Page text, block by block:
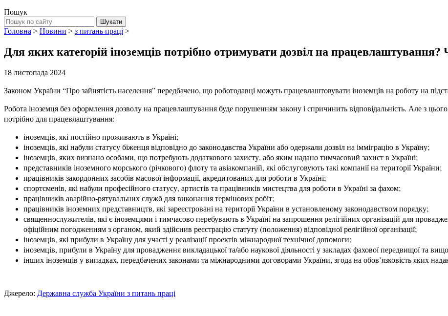
Пошук
Головна > Новини > з питань праці >
Для яких категорій іноземців потрібно отримувати дозвіл на
18 листопада 2024
Законом України “Про зайнятість населення” передбачено, що роботодавці можуть працевлаштовувати іноземців на роботу на
Робота іноземця без оформлення дозволу на працевлаштування буде порушенням закону і спричинить відповідальність. Але з
потрібно для працевлаштування:
іноземців, які постійно проживають в Україні;
іноземців, які набули статусу біженця відповідно до законодавства України або одержали дозвіл на імміграцію в Україну;
іноземців, яких визнано особами, що потребують додаткового захисту, або яким надано тимчасовий захист в Україні;
представників іноземного морського (річкового) флоту та авіакомпаній, які обслуговують такі компанії на території України;
працівників закордонних засобів масової інформації, акредитованих для роботи в Україні;
спортсменів, які набули професійного статусу, артистів та працівників мистецтва для роботи в Україні за фахом;
працівників аварійно-рятувальних служб для виконання термінових робіт;
працівників іноземних представництв, які зареєстровані на території України в установленому законодавством порядку;
священнослужителів, які є іноземцями і тимчасово перебувають в Україні на запрошення релігійних організацій для
офіційним погодженням з органом, який здійснив реєстрацію статуту (положення) відповідної релігійної організації;
іноземців, які прибули в Україну для участі у реалізації проектів міжнародної технічної допомоги;
іноземців, прибули в Україну для провадження викладацької та/або наукової діяльності у закладах фахової передвищої та
інших іноземців у випадках, передбачених законами та міжнародними договорами України, згода на обов’язковість яких
Джерело: Державна служба України з питань праці